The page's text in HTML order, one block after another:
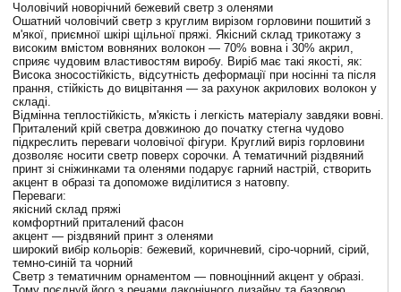
Чоловічий новорічний бежевий светр з оленями
Ошатний чоловічий светр з круглим вирізом горловини пошитий з
м'якої, приємної шкірі щільної пряжі. Якісний склад трикотажу з
високим вмістом вовняних волокон — 70% вовна і 30% акрил,
сприяє чудовим властивостям виробу. Виріб має такі якості, як:
Висока зносостійкість, відсутність деформації при носінні та після
прання, стійкість до вицвітання — за рахунок акрилових волокон у
складі.
Відмінна теплостійкість, м'якість і легкість матеріалу завдяки вовні.
Приталений крій светра довжиною до початку стегна чудово
підкреслить переваги чоловічої фігури. Круглий виріз горловини
дозволяє носити светр поверх сорочки. А тематичний різдвяний
принт зі сніжинками та оленями подарує гарний настрій, створить
акцент в образі та допоможе виділитися з натовпу.
Переваги:
якісний склад пряжі
комфортний приталений фасон
акцент — різдвяний принт з оленями
широкий вибір кольорів: бежевий, коричневий, сіро-чорний, сірий,
темно-синій та чорний
Светр з тематичним орнаментом — повноцінний акцент у образі.